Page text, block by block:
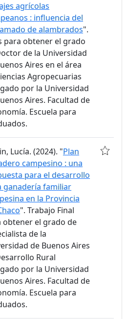
agrícolas
: influencia del
de alambrados".
para obtener el grado
de la Universidad
Aires en el área
Agropecuarias
por la Universidad
Aires. Facultad de
Escuela para
Lucía. (2024). "Plan
campesino : una
para el desarrollo
ganadería familiar
en la Provincia
". Trabajo Final
obtener el grado de
de la
de Buenos Aires
Rural
por la Universidad
Aires. Facultad de
Escuela para